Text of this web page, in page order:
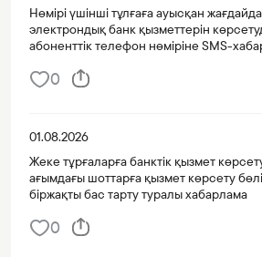
Нөмірі үшінші тұлғаға ауысқан
электрондық банк қызметтерін
абоненттік телефон нөміріне SMS-
0
01.08.2026
Жеке тұрғаларға банктік қызмет
ағымдағы шоттарға қызмет көрсету
біржақты бас тарту туралы хабарлама
0